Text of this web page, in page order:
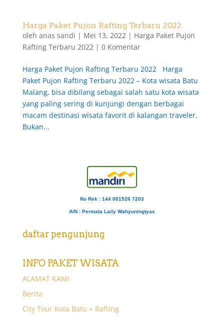
Harga Paket Pujon Rafting Terbaru 2022
oleh anas sandi | Mei 13, 2022| Harga Paket Pujon
Rafting Terbaru 2022| 0 Komentar
Harga Paket Pujon Rafting Terbaru 2022 Harga
Paket Pujon Rafting Terbaru 2022 – Kota wisata Batu
Malang, bisa dibilang sebagai salah satu kota wisata
yang paling sering di kunjungi dengan berbagai
macam destinasi wisata favorit di kalangan traveler.
Bukan...
No Rek : 144 001526 7203
A/N : Permata Laily Wahyuningtyas
daftar pengunjung
INFO PAKET WISATA
ALAMAT KAMI
Berita
City Tour Kota Batu + Rafting